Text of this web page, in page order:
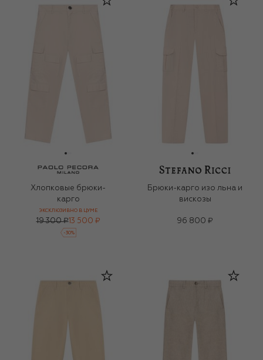
Хлопковые брюки-
карго
ЭКСКЛЮЗИВНО В ЦУМЕ
19 300 ₽13 500 ₽
-30%
Брюки-карго изо льна и
вискозы
96 800 ₽